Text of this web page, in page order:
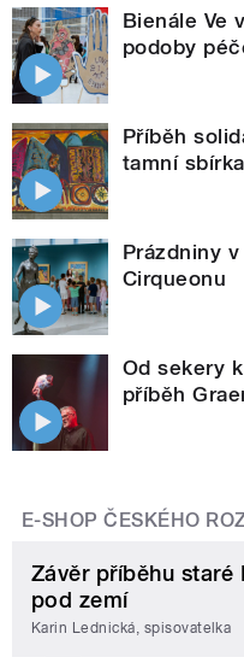
Bienále Ve
podoby
Příběh
tamní
Prázdniny
Cirqueonu
Od sekery
příběh
E-SHOP ČESKÉHO
Závěr příběhu staré
pod zemí
Karin Lednická, spisovatelka